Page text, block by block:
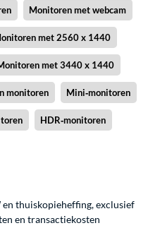
Monitoren met webcam
met 2560 x 1440
met 3440 x 1440
monitoren Mini‑monitoren
HDR‑monitoren
thuiskopieheffing, exclusief
en transactiekosten